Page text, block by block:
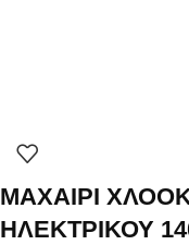
ΜΑΧΑΙΡΙ
ΗΛΕΚΤΡΙΚΟΥ